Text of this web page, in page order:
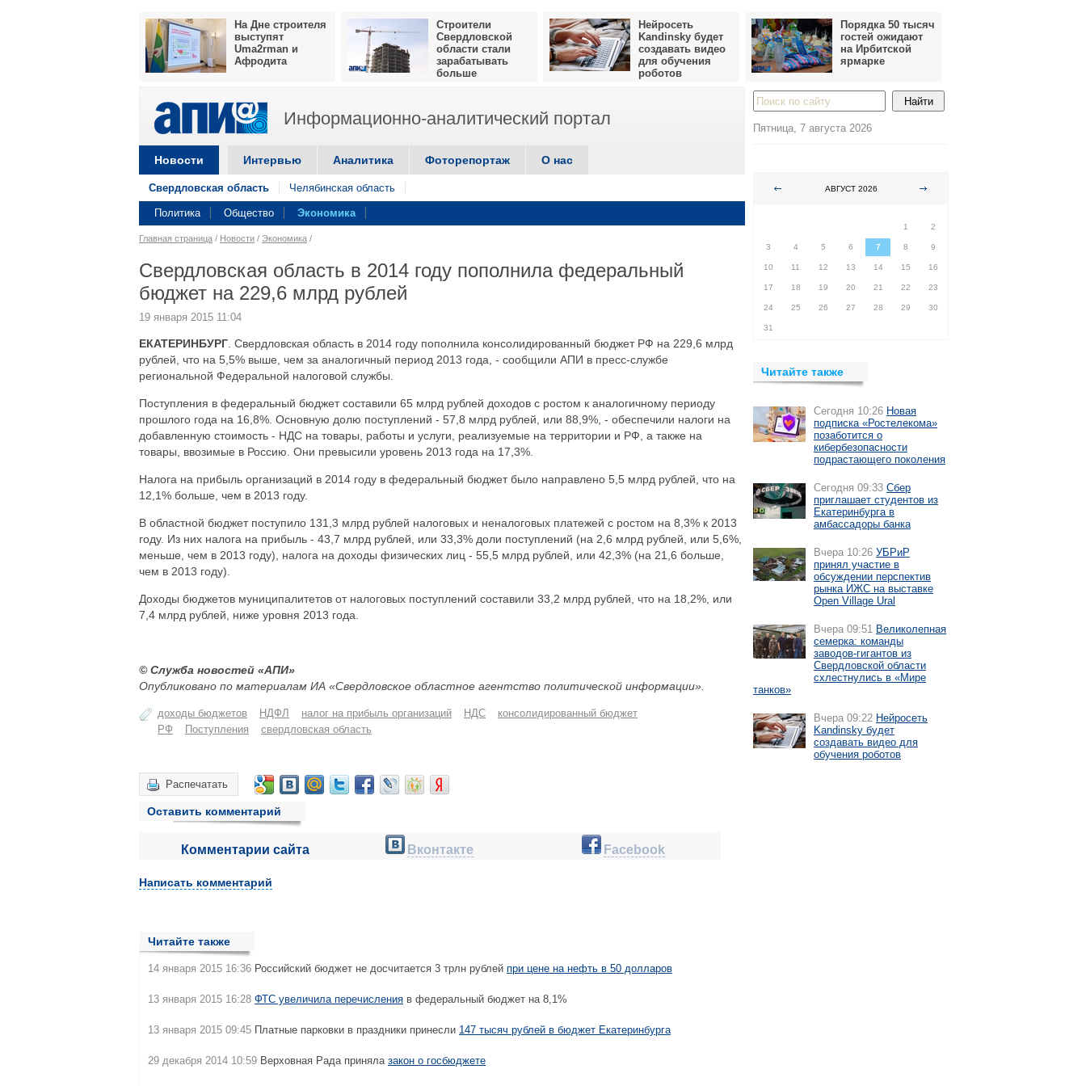
На Дне строителя
выступят
Uma2rman и
Афродита
Строители
Свердловской
области стали
зарабатывать
больше
Нейросеть
Kandinsky будет
создавать видео
для обучения
роботов
Порядка 50 тысяч
гостей ожидают
на Ирбитской
ярмарке
Информационно-аналитический портал
Новости Интервью Аналитика Фоторепортаж О нас
Свердловская область Челябинская область
Политика Общество Экономика
Главная страница / Новости / Экономика /
Свердловская область в 2014 году пополнила федеральный
бюджет на 229,6 млрд рублей
19 января 2015 11:04
ЕКАТЕРИНБУРГ . Свердловская область в 2014 году пополнила консолидированный бюджет РФ на 229,6 млрд
рублей, что на 5,5% выше, чем за аналогичный период 2013 года, - сообщили АПИ в пресс-службе
региональной Федеральной налоговой службы.
Поступления в федеральный бюджет составили 65 млрд рублей доходов с ростом к аналогичному периоду
прошлого года на 16,8%. Основную долю поступлений - 57,8 млрд рублей, или 88,9%, - обеспечили налоги на
добавленную стоимость - НДС на товары, работы и услуги, реализуемые на территории и РФ, а также на
товары, ввозимые в Россию. Они превысили уровень 2013 года на 17,3%.
Налога на прибыль организаций в 2014 году в федеральный бюджет было направлено 5,5 млрд рублей, что на
12,1% больше, чем в 2013 году.
В областной бюджет поступило 131,3 млрд рублей налоговых и неналоговых платежей с ростом на 8,3% к 2013
году. Из них налога на прибыль - 43,7 млрд рублей, или 33,3% доли поступлений (на 2,6 млрд рублей, или 5,6%,
меньше, чем в 2013 году), налога на доходы физических лиц - 55,5 млрд рублей, или 42,3% (на 21,6 больше,
чем в 2013 году).
Доходы бюджетов муниципалитетов от налоговых поступлений составили 33,2 млрд рублей, что на 18,2%, или
7,4 млрд рублей, ниже уровня 2013 года.
© Служба новостей «АПИ»
Опубликовано по материалам ИА «Свердловское областное агентство политической информации».
доходы бюджетов НДФЛ налог на прибыль организаций НДС
консолидированный бюджет
РФ
Поступления свердловская область
Распечатать
Оставить комментарий
Комментарии сайта Вконтакте Facebook
Написать комментарий
Читайте также
14 января 2015 16:36 Российский бюджет не досчитается 3 трлн рублей при цене на нефть в 50 долларов
13 января 2015 16:28 ФТС увеличила перечисления в федеральный бюджет на 8,1%
13 января 2015 09:45 Платные парковки в праздники принесли 147 тысяч рублей в бюджет Екатеринбурга
29 декабря 2014 10:59 Верховная Рада приняла закон о госбюджете
Пятница, 7 августа 2026
АВГУСТ 2026
1
2
3 4 5 6 7 8 9
10 11 12 13 14 15 16
17 18 19 20 21 22 23
24 25 26 27 28 29 30
31
Читайте также
Сегодня 10:26 Новая
подписка «Ростелекома»
позаботится о
кибербезопасности
подрастающего поколения
Сегодня 09:33 Сбер
приглашает студентов из
Екатеринбурга в
амбассадоры банка
Вчера 10:26 УБРиР
принял участие в
обсуждении перспектив
рынка ИЖС на выставке
Open Village Ural
Вчера 09:51 Великолепная
семерка: команды
заводов-гигантов из
Свердловской области
схлестнулись в «Мире
танков»
Вчера 09:22 Нейросеть
Kandinsky будет
создавать видео для
обучения роботов